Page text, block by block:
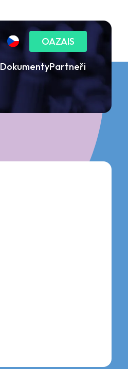
DokumentyPartneři
OAZAIS